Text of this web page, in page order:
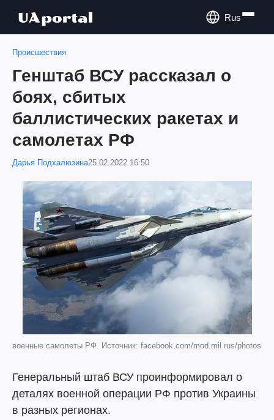
Rus
Происшествия
Генштаб ВСУ рассказал о
боях, сбитых
баллистических ракетах и
самолетах РФ
Дарья Подхалюзина25.02.2022 16:50
военные самолеты РФ. Источник: facebook.com/mod.mil.rus/photos
Генеральный штаб ВСУ проинформировал о
деталях военной операции РФ против Украины
в разных регионах.